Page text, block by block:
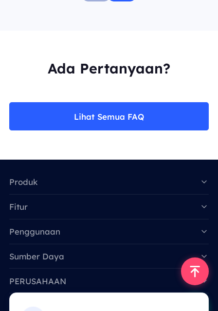
Ada Pertanyaan?
Lihat Semua FAQ
Produk
Fitur
Penggunaan
Sumber Daya
PERUSAHAAN